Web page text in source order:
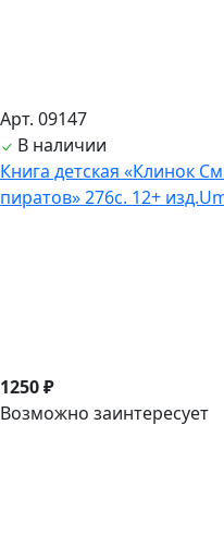
Арт. 09147
В наличии
Книга детская «Клинок
пиратов» 276с. 12+
1250 ₽
Возможно заинтересует